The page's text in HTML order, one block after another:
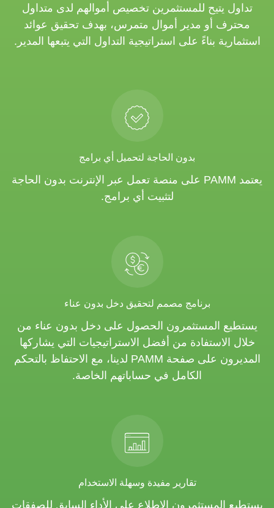
تداول يتيح للمستثمرين تخصيص أموالهم لدى متداول
محترف أو مدير أموال متمرس، بهدف تحقيق عوائد
استثمارية بناءً على استراتيجية التداول التي يتبعها المدير.
بدون الحاجة لتحميل أي برامج
يعتمد PAMM على منصة تعمل عبر الإنترنت بدون الحاجة
لتثبيت أي برامج.
برنامج مصمم لتحقيق دخل بدون عناء
يستطيع المستثمرون الحصول على دخل بدون عناء من
خلال الاستفادة من أفضل الاستراتيجيات التي يشاركها
المديرون على صفحة PAMM لدينا، مع الاحتفاظ بالتحكم
الكامل في حساباتهم الخاصة.
تقارير مفيدة وسهلة الاستخدام
يستطيع المستثمرون الاطلاع على الأداء السابق للصفقات